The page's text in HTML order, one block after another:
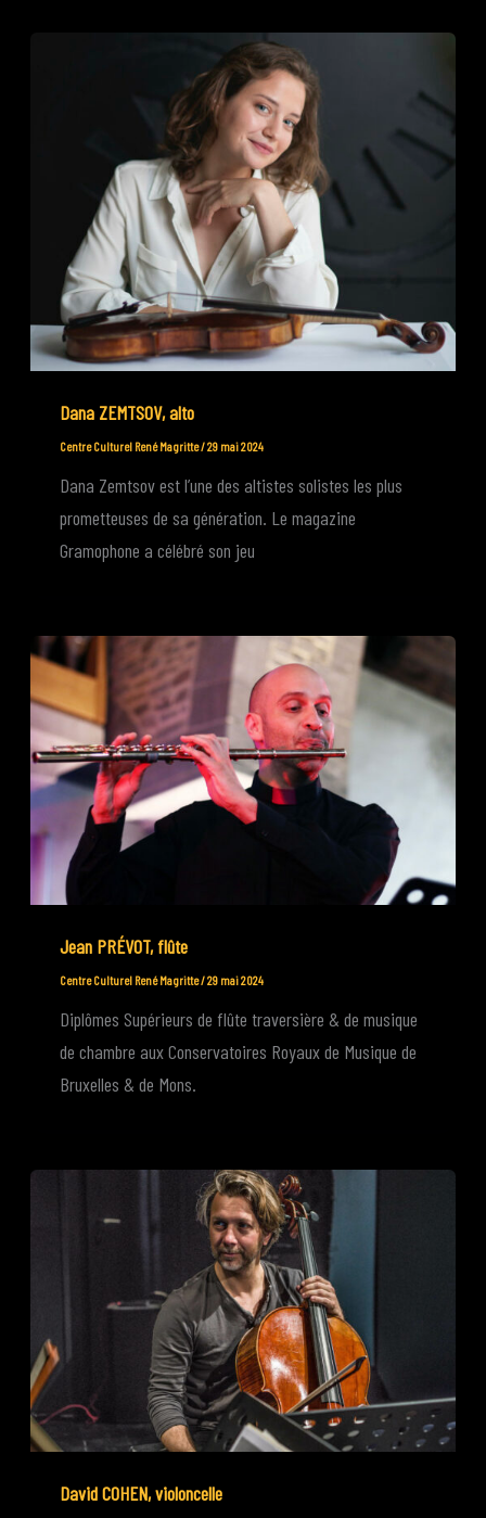
Dana ZEMTSOV, alto
Centre Culturel René Magritte/29 mai 2024
Dana Zemtsov est l’une des altistes solistes les plus
prometteuses de sa génération. Le magazine
Gramophone a célébré son jeu
Jean PRÉVOT, flûte
Centre Culturel René Magritte/29 mai 2024
Diplômes Supérieurs de flûte traversière & de musique
de chambre aux Conservatoires Royaux de Musique de
Bruxelles & de Mons.
David COHEN, violoncelle